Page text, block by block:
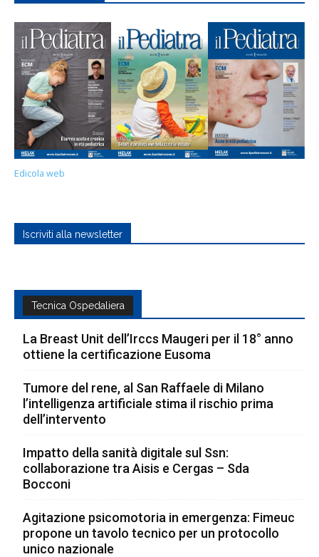
Edicola web
Iscriviti alla newsletter
Tecnica Ospedaliera
La Breast Unit dell’Irccs Maugeri per il 18° anno
ottiene la certificazione Eusoma
Tumore del rene, al San Raffaele di Milano
l’intelligenza artificiale stima il rischio prima
dell’intervento
Impatto della sanità digitale sul Ssn:
collaborazione tra Aisis e Cergas – Sda
Bocconi
Agitazione psicomotoria in emergenza: Fimeuc
propone un tavolo tecnico per un protocollo
unico nazionale